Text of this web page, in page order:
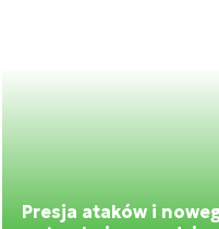
Presja ataków i